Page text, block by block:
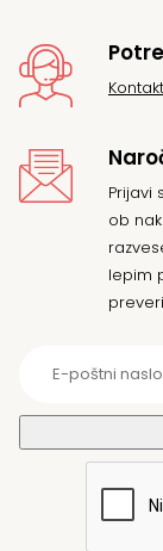
Prijavi
ob
lepim